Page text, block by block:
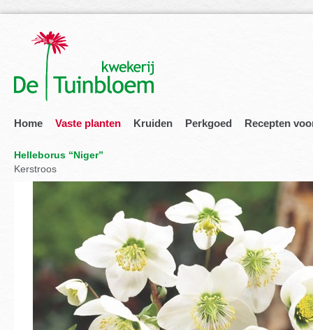
Home Vaste planten Kruiden Perkgoed Recepten
Helleborus “Niger”
Kerstroos